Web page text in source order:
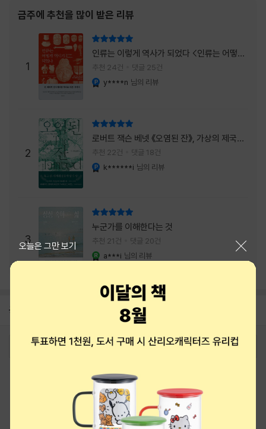
선명하게 그려졌고, 한 편이 끝날 때마다 질문
이 뒤따라왔다. 감출 수 없는 세계는 더 다정할
까 「등껍질」의 세계에서 사람들은 저마다 다른
등껍질을 달고 살아간다. 몸의 일부이면서 한
사람을 표현하는 수단
금주에 추천을 많이 받은 리뷰
1
인류는 이렇게 역사가 되었다 <인류는 어떻게
역사가 되었나>
추천 24건 댓글 25건
y****n 님의 리뷰
2
로버트 잭슨 베넷 《오염된 잔》, 가상의 제국이
주는 실감과 미스터리 사건의 치밀함이 이루어
내는 최상의 시너지...
추천 22건 댓글 18건
k******i 님의 리뷰
3
누군가를 이해한다는 것
추천 21건 댓글 20건
a***i 님의 리뷰
공지 8월 상품권+쿠폰+결제+추천 혜택모음
2026-08-01
오늘은 그만 보기
로그인 최근 본 상품 주문/배송
티켓 1544-6399
eBook 1:1문의/채팅상담
예스이십사(주) 사업자 정보
이용약관
개인정보처리방침
청소년보호정책